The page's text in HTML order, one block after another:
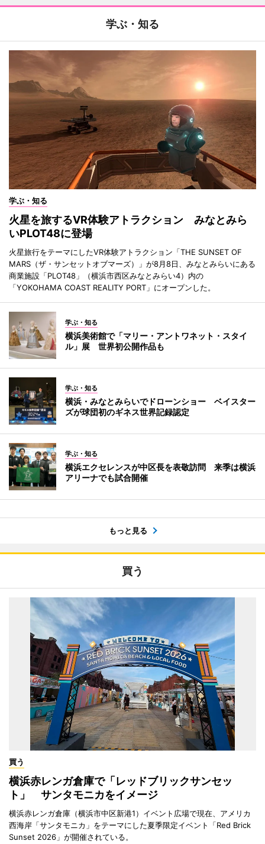
学ぶ・知る
学ぶ・知る
火星を旅するVR体験アトラクション みなとみら
いPLOT48に登場
火星旅行をテーマにしたVR体験アトラクション「THE SUNSET OF
MARS（ザ・サンセットオブマーズ）」が8月8日、みなとみらいにある
商業施設「PLOT48」（横浜市西区みなとみらい4）内の
「YOKOHAMA COAST REALITY PORT」にオープンした。
学ぶ・知る
横浜美術館で「マリー・アントワネット・スタイ
ル」展 世界初公開作品も
学ぶ・知る
横浜・みなとみらいでドローンショー ベイスター
ズが球団初のギネス世界記録認定
学ぶ・知る
横浜エクセレンスが中区長を表敬訪問 来季は横浜
アリーナでも試合開催
もっと見る
買う
買う
横浜赤レンガ倉庫で「レッドブリックサンセッ
ト」 サンタモニカをイメージ
横浜赤レンガ倉庫（横浜市中区新港1）イベント広場で現在、アメリカ
西海岸「サンタモニカ」をテーマにした夏季限定イベント「Red Brick
Sunset 2026」が開催されている。